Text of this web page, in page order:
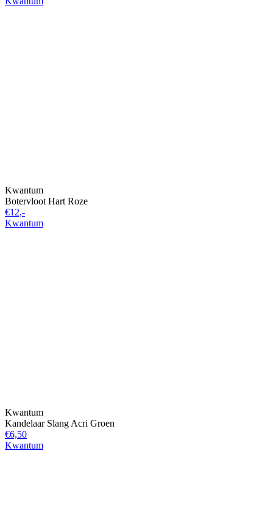
Kwantum
Botervloot Hart Roze
€12,-
Kwantum
Kwantum
Kandelaar Slang Acri Groen
€6,50
Kwantum